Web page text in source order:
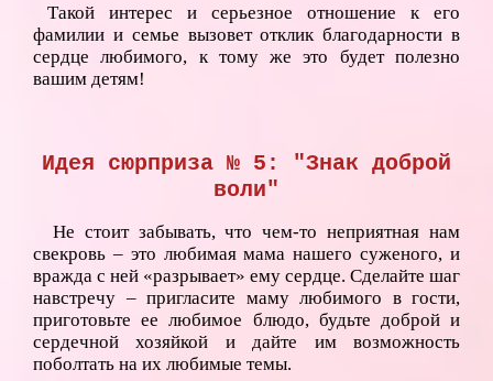
Такой интерес и серьезное отношение к его
фамилии и семье вызовет отклик благодарности в
сердце любимого, к тому же это будет полезно
вашим детям!
Идея сюрприза № 5: "Знак доброй
воли"
Не стоит забывать, что чем-то неприятная нам
свекровь – это любимая мама нашего суженого, и
вражда с ней «разрывает» ему сердце. Сделайте шаг
навстречу – пригласите маму любимого в гости,
приготовьте ее любимое блюдо, будьте доброй и
сердечной хозяйкой и дайте им возможность
поболтать на их любимые темы.